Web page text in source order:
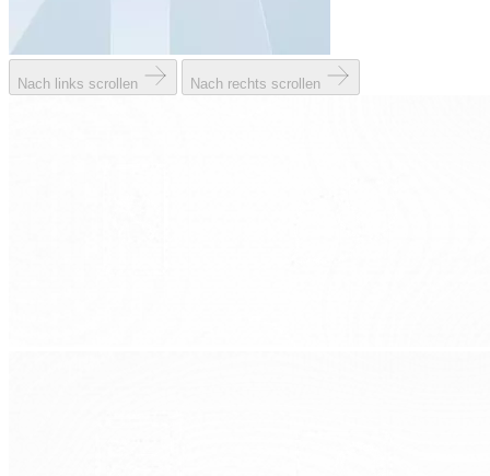
Nach links scrollen Nach rechts scrollen